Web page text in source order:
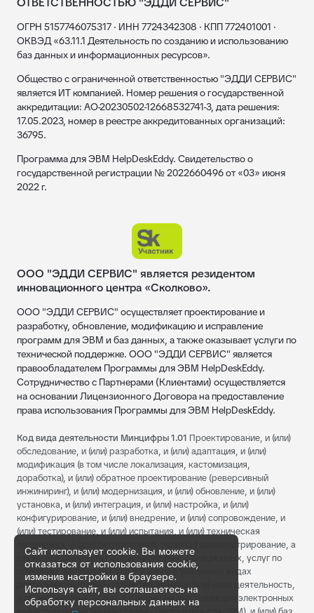
ОГРН 5157746075317 · ИНН 7724342308 · КПП 772401001 ·
ОКВЭД «63.11.1 Деятельность по созданию и использованию
баз данных и информационных ресурсов».
Общество с ограниченной ответственностью "ЭДДИ СЕРВИС"
является ИТ компанией. Номер решения о государственной
аккредитации: АО-20230502-12668532741-3, дата решения:
17.05.2023, номер в реестре аккредитованных организаций:
36795.
Программа для ЭВМ HelpDeskEddy. Свидетельство о
государственной регистрации № 2022660496 от «03» июня
2022 г.
ООО "ЭДДИ СЕРВИС" является резидентом
инновационного центра «Сколково».
ООО "ЭДДИ СЕРВИС" осуществляет проектирование и
разработку, обновление, модификацию и исправление
программ для ЭВМ и баз данных, а также оказывает услуги по
технической поддержке. ООО "ЭДДИ СЕРВИС" является
правообладателем Программы для ЭВМ HelpDeskEddy.
Сотрудничество с Партнерами (Клиентами) осуществляется
на основании Лицензионного Договора на предоставление
права использования Программы для ЭВМ HelpDeskEddy.
Код вида деятельности Минцифры 1.01 Проектирование, и (или)
обследование, и (или) разработка, и (или) адаптация, и (или)
модификация (в том числе локализация, кастомизация,
доработка), и (или) обратное проектирование (реверсивный
инжиниринг), и (или) модернизация, и (или) обновление, и (или)
установка, и (или) интеграция, и (или) настройка, и (или)
конфигурирование, и (или) внедрение, и (или) сопровождение, и
(или) тестирование, и (или) испытания, и (или) техническая
поддержка, и (или) эксплуатация, включая администрирование, а
также оказание услуг (в том числе консультационных, услуг по
обучению, экспертных услуг и иных) в указанных видах
деятельности (далее - проектирование и (или) иная деятельность,
а также оказание услуг), в отношении программ для электронных
Сайт использует cookie. Вы можете
отказаться от использования cookie,
изменив настройки в браузере.
Используя сайт, вы соглашаетесь на
обработку персональных данных на